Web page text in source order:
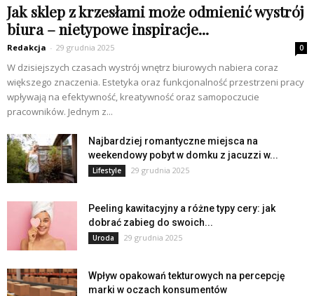
Jak sklep z krzesłami może odmienić wystrój
biura – nietypowe inspiracje...
Redakcja - 29 grudnia 2025 0
W dzisiejszych czasach wystrój wnętrz biurowych nabiera coraz
większego znaczenia. Estetyka oraz funkcjonalność przestrzeni pracy
wpływają na efektywność, kreatywność oraz samopoczucie
pracowników. Jednym z...
Najbardziej romantyczne miejsca na
weekendowy pobyt w domku z jacuzzi w...
Lifestyle 29 grudnia 2025
Peeling kawitacyjny a różne typy cery: jak
dobrać zabieg do swoich...
Uroda 29 grudnia 2025
Wpływ opakowań tekturowych na percepcję
marki w oczach konsumentów